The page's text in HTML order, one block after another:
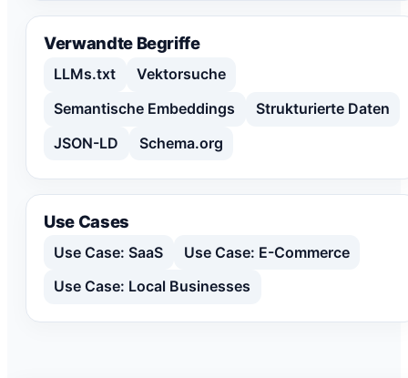
Verwandte Begriffe
LLMs.txt
Vektorsuche
Semantische Embeddings
Strukturierte Daten
JSON-LD
Schema.org
Use Cases
Use Case: SaaS
Use Case: E-Commerce
Use Case: Local Businesses